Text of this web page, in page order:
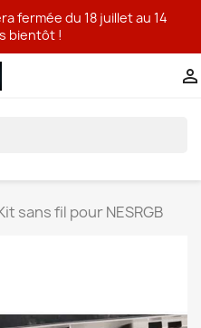
fermée du 18 juillet au 14
bientôt !

sans fil pour NESRGB